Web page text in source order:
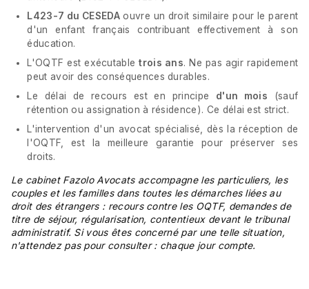
L423-7 du CESEDAouvre un droit similaire pour le parent
d'un enfant français contribuant effectivement à son
éducation.
L'OQTF est exécutabletrois ans. Ne pas agir rapidement
peut avoir des conséquences durables.
Le délai de recours est en principe d'un mois (sauf
rétention ou assignation à résidence). Ce délai est strict.
L'intervention d'un avocat spécialisé, dès la réception de
l'OQTF, est la meilleure garantie pour préserver ses
droits.
Le cabinet Fazolo Avocats accompagne les particuliers, les
couples et les familles dans toutes les démarches liées au
droit des étrangers : recours contre les OQTF, demandes de
titre de séjour, régularisation, contentieux devant le tribunal
administratif. Si vous êtes concerné par une telle situation,
n'attendez pas pour consulter : chaque jour compte.